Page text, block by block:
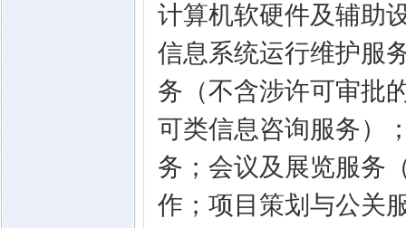
计算机软硬件及辅助
信息系统运行维护服
务（不含涉许可审批
可类信息咨询服务）
务；会议及展览服务
作；项目策划与公关